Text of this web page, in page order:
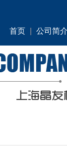
首页 公司简